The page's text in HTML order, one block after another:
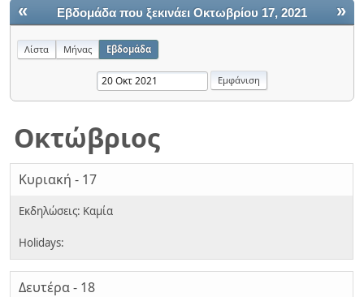
« »
Εβδομάδα που ξεκινάει Οκτωβρίου 17, 2021
Λίστα Μήνας Εβδομάδα
Οκτώβριος
Κυριακή - 17
Δευτέρα - 18